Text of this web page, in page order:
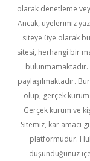
olarak denetleme
Ancak, üyelerimiz
siteye üye olarak
sitesi, herhangi bir
bulunmamaktadır.
paylaşılmaktadır.
olup, gerçek kurum
Gerçek kurum ve
Sitemiz, kar amacı
platformudur.
düşündüğünüz